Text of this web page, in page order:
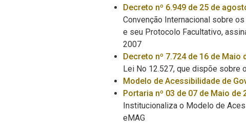
Decreto nº 6.949 de 25 de
Convenção Internacional sobre
e seu Protocolo Facultativo,
2007
Decreto nº 7.724 de 16 de Maio
Lei No 12.527, que dispõe sobre
Modelo de Acessibilidade de
Portaria nº 03 de 07 de Maio de
Institucionaliza o Modelo de
eMAG